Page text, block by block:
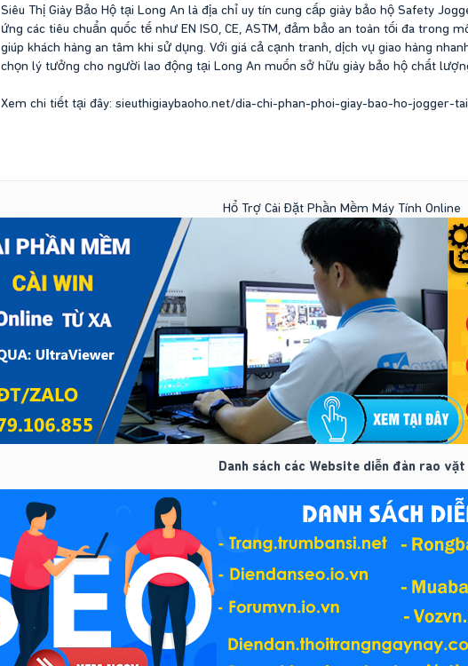
Siêu Thị Giày Bảo Hộ tại Long An là địa chỉ uy tín cung cấp giày bảo hộ Safety
ứng các tiêu chuẩn quốc tế như EN ISO, CE, ASTM, đảm bảo an toàn tối đa trong
giúp khách hàng an tâm khi sử dụng. Với giá cả cạnh tranh, dịch vụ giao hàng
chọn lý tưởng cho người lao động tại Long An muốn sở hữu giày bảo hộ chất
Xem chi tiết tại đây: sieuthigiaybaoho.net/dia-chi-phan-phoi-giay-bao-ho-jogger-
Hổ Trợ Cài Đặt Phần Mềm Máy Tính Online
Danh sách các Website diễn đàn rao vặt